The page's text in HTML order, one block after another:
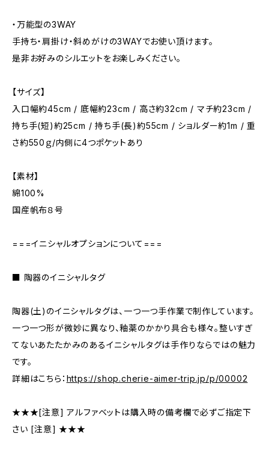
・万能型の3WAY
手持ち・肩掛け・斜めがけの3WAYでお使い頂けます。
是非お好みのシルエットをお楽しみください。
【サイズ】
入口幅約45cm / 底幅約23cm / 高さ約32cm / マチ約23cm /
持ち手(短)約25cm / 持ち手(長)約55cm / ショルダー約1m / 重
さ約550ｇ/内側に4つポケットあり
【素材】
綿100%
国産帆布８号
===イニシャルオプションについて===
■ 陶器のイニシャルタグ
陶器(土)のイニシャルタグは、一つ一つ手作業で制作しています。
一つ一つ形が微妙に異なり、釉薬のかかり具合も様々。整いすぎ
てないあたたかみのあるイニシャルタグは手作りならではの魅力
です。
詳細はこちら： https://shop.cherie-aimer-trip.jp/p/00002
★★★[注意] アルファベットは購入時の備考欄で必ずご指定下
さい [注意] ★★★